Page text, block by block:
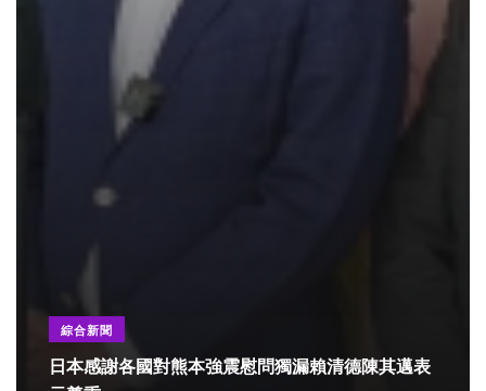
綜合新聞
日本感謝各國對熊本強震慰問獨漏賴清德陳其邁表